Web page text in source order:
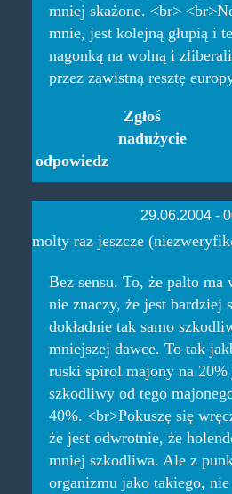
mniej skażone. <br>
mnie, jest kolejną głupią i
nagonką na wolną i
przez zawistną resztę
odpowiedz
Zgłoś
nadużycie
29.06.2004 -
molty raz jeszcze
Bez sensu. To, że palto
nie znaczy, że jest bardziej
dokładnie tak samo
mniejszej dawce. To tak
ruski spirol majony na 20%
szkodliwy od tego
40%. <br>Pokuszę się
że jest odwrotnie, że
mniej szkodliwa. Ale z
organizmu jako takiego,